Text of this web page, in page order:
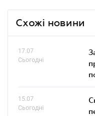
Схожі новини
17.07
Сьогодні
15.07
Сьогодні